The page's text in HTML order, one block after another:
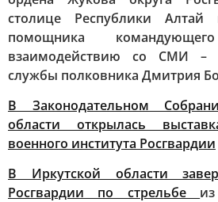
столице Республики Алтай
помощника
взаимодействию со СМИ –
службы полковника Дмитрия
В Законодательном
области открылась
военного института Росгвардии
В Иркутской области
Росгвардии по стрельбе